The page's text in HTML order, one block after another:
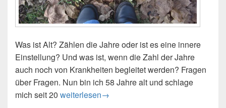
Was ist Alt? Zählen die Jahre oder ist es eine innere
Einstellung? Und was ist, wenn die Zahl der Jahre
auch noch von Krankheiten begleitet werden? Fragen
über Fragen. Nun bin ich 58 Jahre alt und schlage
mich seit 20 Alt und Krank – Taugt Ü50 noch?
weiterlesen→